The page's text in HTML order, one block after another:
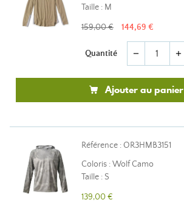
Taille : M
159,00 € 144,69 €
Quantité remove add
Ajouter au panier
Référence : OR3HMB3151
Coloris : Wolf Camo
Taille : S
139,00 €